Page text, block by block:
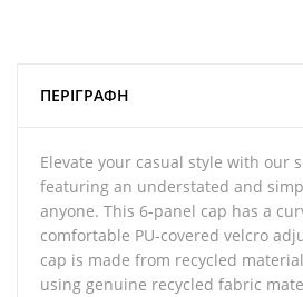
ΠΕΡΙΓΡΑΦΉ
Elevate your casual style with our
featuring an understated and
anyone. This 6-panel cap has a
comfortable PU-covered velcro
cap is made from recycled
using genuine recycled fabric